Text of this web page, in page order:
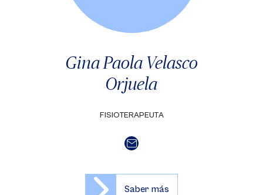
Gina Paola Velasco
Orjuela
FISIOTERAPEUTA
Saber más